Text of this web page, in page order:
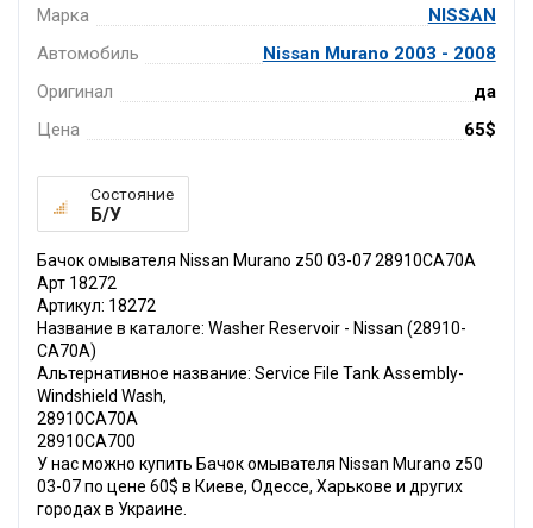
Марка
NISSAN
Автомобиль
Nissan Murano 2003 - 2008
Оригинал
да
Цена
65$
Состояние
Б/У
Бачок омывателя Nissan Murano z50 03-07 28910CA70A
Арт 18272
Артикул: 18272
Название в каталоге: Washer Reservoir - Nissan (28910-
CA70A)
Альтернативное название: Service File Tank Assembly-
Windshield Wash,
28910CA70A
28910CA700
У нас можно купить Бачок омывателя Nissan Murano z50
03-07 по цене 60$ в Киеве, Одессе, Харькове и других
городах в Украине.